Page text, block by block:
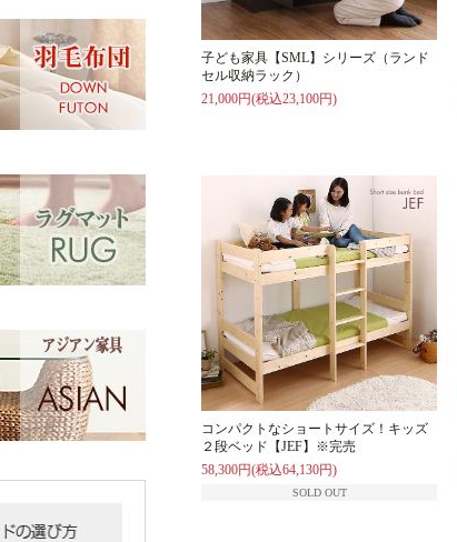
子ども家具【SML】シリーズ（ランド
セル収納ラック）
21,000円(税込23,100円)
コンパクトなショートサイズ！キッズ
２段ベッド【JEF】※完売
58,300円(税込64,130円)
SOLD OUT